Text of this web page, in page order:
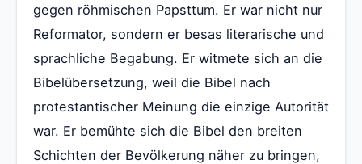
gegen röhmischen Papsttum. Er war nicht nur
Reformator, sondern er besas literarische und
sprachliche Begabung. Er witmete sich an die
Bibelübersetzung, weil die Bibel nach
protestantischer Meinung die einzige Autorität
war. Er bemühte sich die Bibel den breiten
Schichten der Bevölkerung näher zu bringen,